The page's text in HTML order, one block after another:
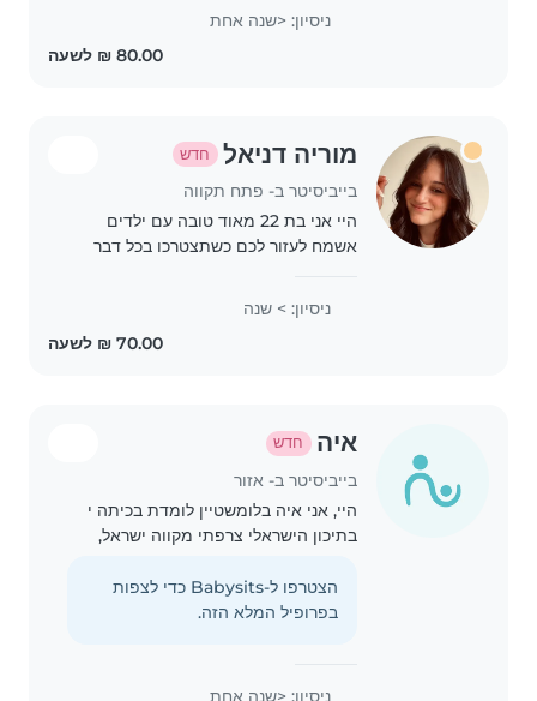
במהלך השבוע אבל כמובן שלא חובה.
מוזמנות ליצור קשר לפרטים..
ניסיון: <שנה אחת
מוריה דניאל חדש
בייביסיטר ב- פתח תקווה
היי אני בת 22 מאוד טובה עם ילדים
אשמח לעזור לכם כשתצטרכו בכל דבר
ניסיון: > שנה
איה חדש
בייביסיטר ב- אזור
היי, אני איה בלומשטיין לומדת בכיתה י
בתיכון הישראלי צרפתי מקווה ישראל,
ילדים, התנדבתי במהלך החופש הגדול
בגן ילדים, ובמהלך שנת הלימודים
הצטרפו ל-Babysits כדי לצפות
בפרופיל המלא הזה.
ניסיון: <שנה אחת